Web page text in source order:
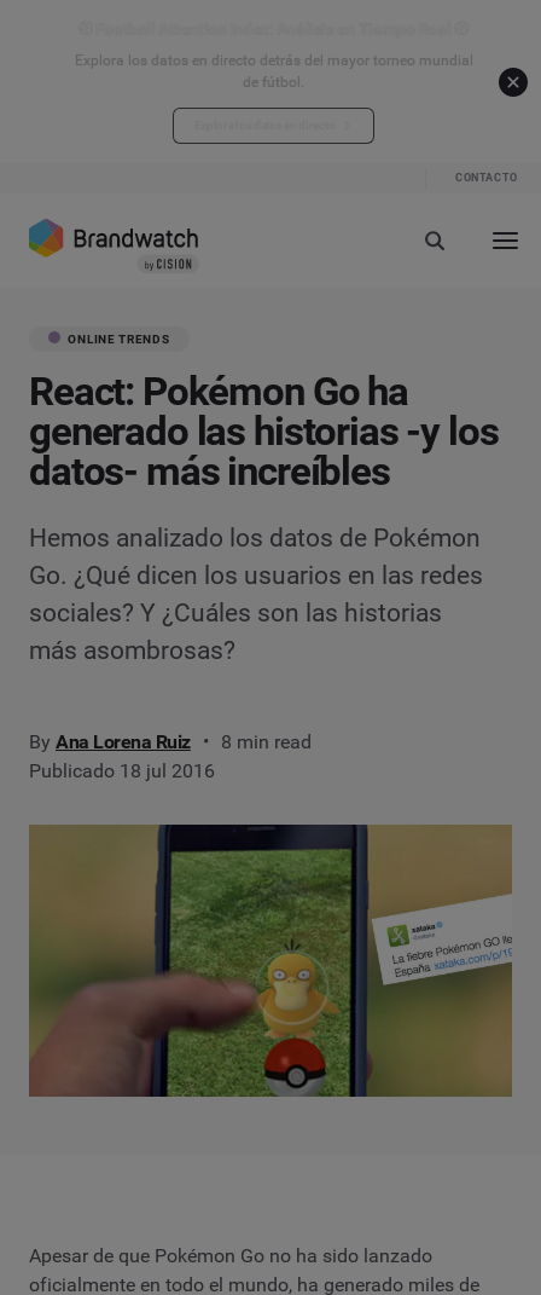
Explora los datos en directo detrás del mayor torneo mundial
de fútbol.
CONTACTO
ONLINE TRENDS
React: Pokémon Go ha
generado las historias -y los
datos- más increíbles
Hemos analizado los datos de Pokémon
Go. ¿Qué dicen los usuarios en las redes
sociales? Y ¿Cuáles son las historias
más asombrosas?
By Ana Lorena Ruiz
8 min read
Publicado 18 jul 2016
Apesar de que Pokémon Go no ha sido lanzado
oficialmente en todo el mundo, ha generado miles de